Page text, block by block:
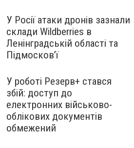
У Росії атаки дронів зазнали
склади Wildberries в
Ленінградській області та
Підмосков’ї
У роботі Резерв+ стався
збій: доступ до
електронних військово-
облікових документів
обмежений